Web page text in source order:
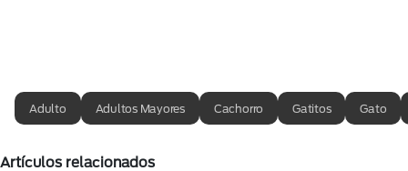
Adulto Adultos Mayores Cachorro Gatitos Gato
Artículos relacionados